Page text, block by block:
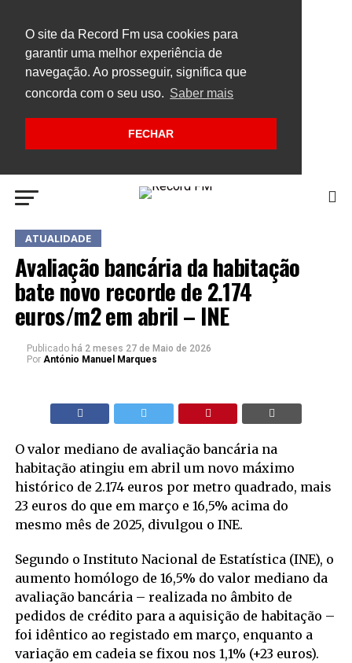
O site da Record Fm usa cookies para
garantir uma melhor experiência de
navegação. Ao prosseguir, significa que
concorda com o seu uso. Saber mais
FECHAR
ATUALIDADE
Avaliação bancária da habitação
bate novo recorde de 2.174
euros/m2 em abril – INE
Publicado há 2 meses 27 de Maio de 2026
Por António Manuel Marques
O valor mediano de avaliação bancária na
habitação atingiu em abril um novo máximo
histórico de 2.174 euros por metro quadrado, mais
23 euros do que em março e 16,5% acima do
mesmo mês de 2025, divulgou o INE.
Segundo o Instituto Nacional de Estatística (INE), o
aumento homólogo de 16,5% do valor mediano da
avaliação bancária – realizada no âmbito de
pedidos de crédito para a aquisição de habitação –
foi idêntico ao registado em março, enquanto a
variação em cadeia se fixou nos 1,1% (+23 euros).